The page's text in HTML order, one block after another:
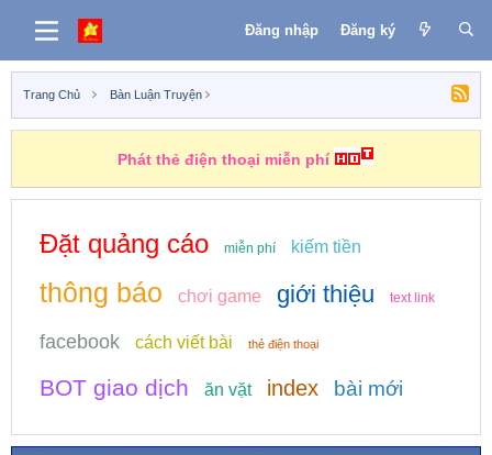
Đăng nhập Đăng ký
Trang Chủ Bàn Luận Truyện
Phát thẻ điện thoại miễn phí
Đặt quảng cáo miễn phí kiếm tiền
thông báo chơi game giới thiệu text link
facebook cách viết bài thẻ điện thoại
BOT giao dịch ăn vặt index bài mới